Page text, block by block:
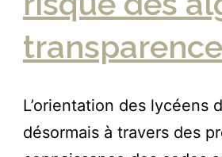
L’orientation des lycéens
désormais à travers des